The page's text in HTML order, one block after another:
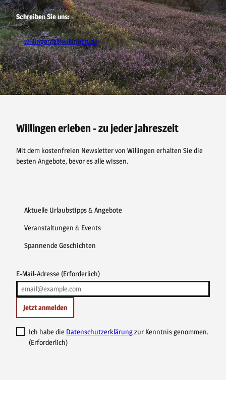
Schreiben Sie uns:
willingen(at)willingen.de
F
a
c
o
k
P
i
n
e
s
Y
o
u
e
I
n
s
r
a
Willingen erleben - zu jeder Jahreszeit
Mit dem kostenfreien Newsletter von Willingen erhalten Sie die
besten Angebote, bevor es alle wissen.
Aktuelle Urlaubstipps & Angebote
Veranstaltungen & Events
Spannende Geschichten
E-Mail-Adresse (Erforderlich)
Jetzt anmelden
Ich habe die Datenschutzerklärungzur Kenntnis genommen.
(Erforderlich)